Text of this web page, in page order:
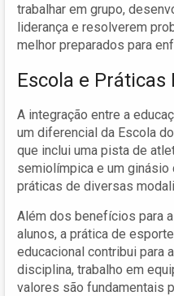
trabalhar em grupo,
liderança e resolverem
melhor preparados para
Escola e Práticas
A integração entre a
um diferencial da Escola
que inclui uma pista de
semiolímpica e um
práticas de diversas
Além dos benefícios para
alunos, a prática de
educacional contribui para
disciplina, trabalho em
valores são fundamentais